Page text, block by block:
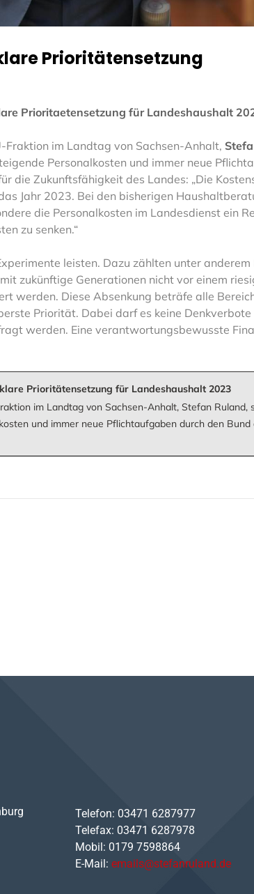
Prioritätensetzung
Prioritaetensetzung für Landeshaushalt
im Landtag von Sachsen-Anhalt,
Personalkosten und immer neue
die Zukunftsfähigkeit des Landes: „Die
Jahr 2023. Bei den bisherigen
die Personalkosten im Landesdienst ein
zu senken.“
leisten. Dazu zählten unter anderem
zukünftige Generationen nicht vor einem
werden. Diese Absenkung beträfe alle
Priorität. Dabei darf es keine Denkverbote
werden. Eine verantwortungsbewusste
Prioritätensetzung für Landeshaushalt 2023
im Landtag von Sachsen-Anhalt, Stefan Ruland,
und immer neue Pflichtaufgaben durch den
Telefon: 03471 6287977
Telefax: 03471 6287978
Mobil: 0179 7598864
E-Mail: emails@stefanruland.de